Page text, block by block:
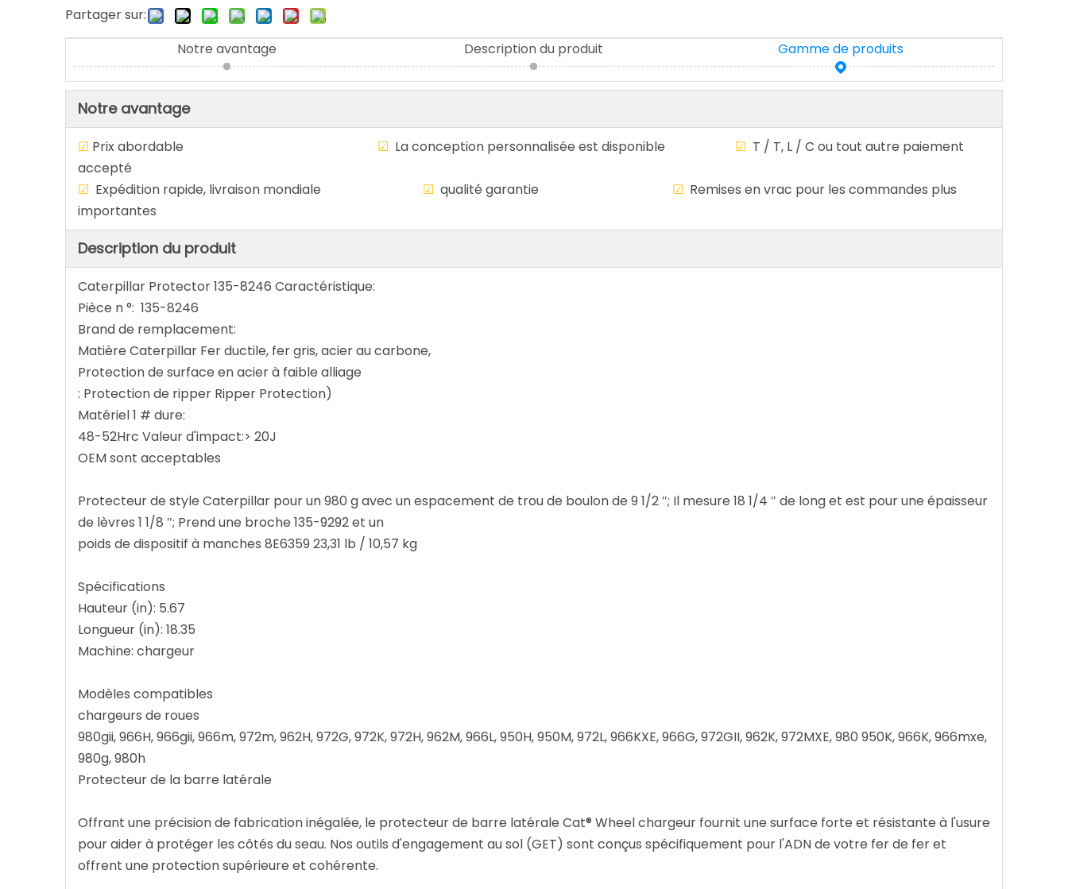
Partager sur:
Notre avantage Description du produit Gamme de produits
Notre avantage
☑ Prix abordable ☑ La conception personnalisée est disponible ☑ T / T, L / C ou tout autre paiement
accepté
☑ Expédition rapide, livraison mondiale ☑ qualité garantie ☑ Remises en vrac pour les commandes plus
importantes
Description du produit
Caterpillar Protector 135-8246 Caractéristique:
Pièce n °: 135-8246
Brand de remplacement:
Matière Caterpillar Fer ductile, fer gris, acier au carbone,
Protection de surface en acier à faible alliage
: Protection de ripper Ripper Protection)
Matériel 1 # dure:
48-52Hrc Valeur d'impact:> 20J
OEM sont acceptables
Protecteur de style Caterpillar pour un 980 g avec un espacement de trou de boulon de 9 1/2 ″; Il mesure 18 1/4 ″ de long et est pour une épaisseur
de lèvres 1 1/8 ″; Prend une broche 135-9292 et un
poids de dispositif à manches 8E6359 23,31 lb / 10,57 kg
Spécifications
Hauteur (in): 5.67
Longueur (in): 18.35
Machine: chargeur
Modèles compatibles
chargeurs de roues
980gii, 966H, 966gii, 966m, 972m, 962H, 972G, 972K, 972H, 962M, 966L, 950H, 950M, 972L, 966KXE, 966G, 972GII, 962K, 972MXE, 980 950K, 966K, 966mxe,
980g, 980h
Protecteur de la barre latérale
Offrant une précision de fabrication inégalée, le protecteur de barre latérale Cat® Wheel chargeur fournit une surface forte et résistante à l'usure
pour aider à protéger les côtés du seau. Nos outils d'engagement au sol (GET) sont conçus spécifiquement pour l'ADN de votre fer de fer et
offrent une protection supérieure et cohérente.